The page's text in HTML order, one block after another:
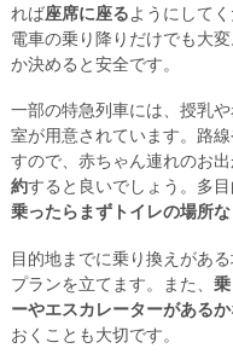
れば座席に座るようにして
電車の乗り降りだけでも大
か決めると安全です。
一部の特急列車には、授乳
室が用意されています。路
すので、赤ちゃん連れのお出
約すると良いでしょう。多
乗ったらまずトイレの場所
目的地までに乗り換えがあ
プランを立てます。また、
ーやエスカレーターがあるか
おくことも大切です。